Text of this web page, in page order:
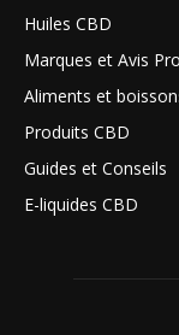
Huiles CBD
Marques et Avis
Aliments et
Produits CBD
Guides et Conseils
E-liquides CBD